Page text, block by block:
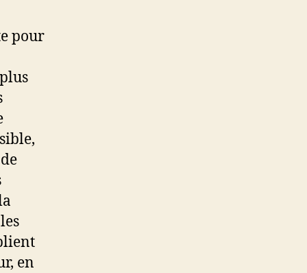
pour
en